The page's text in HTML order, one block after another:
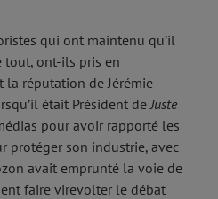
qui ont maintenu qu’il
tout, ont-ils pris en
réputation de Jérémie
était Président de Juste
pour avoir rapporté les
protéger son industrie, avec
avait emprunté la voie de
faire virevolter le débat